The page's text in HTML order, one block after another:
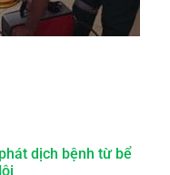
dịch bệnh từ bể